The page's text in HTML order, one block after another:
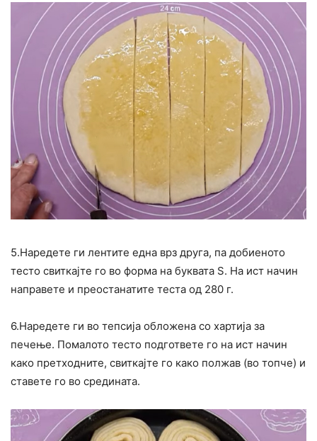
5.Наредете ги лентите една врз друга, па добиеното
тесто свиткајте го во форма на буквата S. На ист начин
направете и преостанатите теста од 280 г.
6.Наредете ги во тепсија обложена со хартија за
печење. Помалото тесто подгответе го на ист начин
како претходните, свиткајте го како полжав (во топче) и
ставете го во средината.